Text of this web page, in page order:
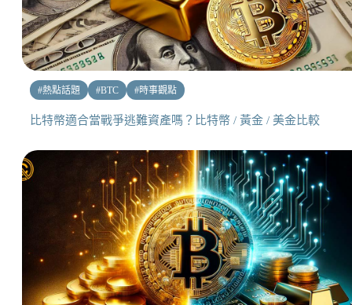
#熱點話題 #BTC #時事觀點
比特幣適合當戰爭逃難資產嗎？比特幣 / 黃金 / 美金比較